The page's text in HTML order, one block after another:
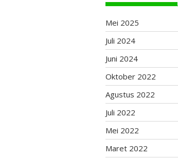
Mei 2025
Juli 2024
Juni 2024
Oktober 2022
Agustus 2022
Juli 2022
Mei 2022
Maret 2022